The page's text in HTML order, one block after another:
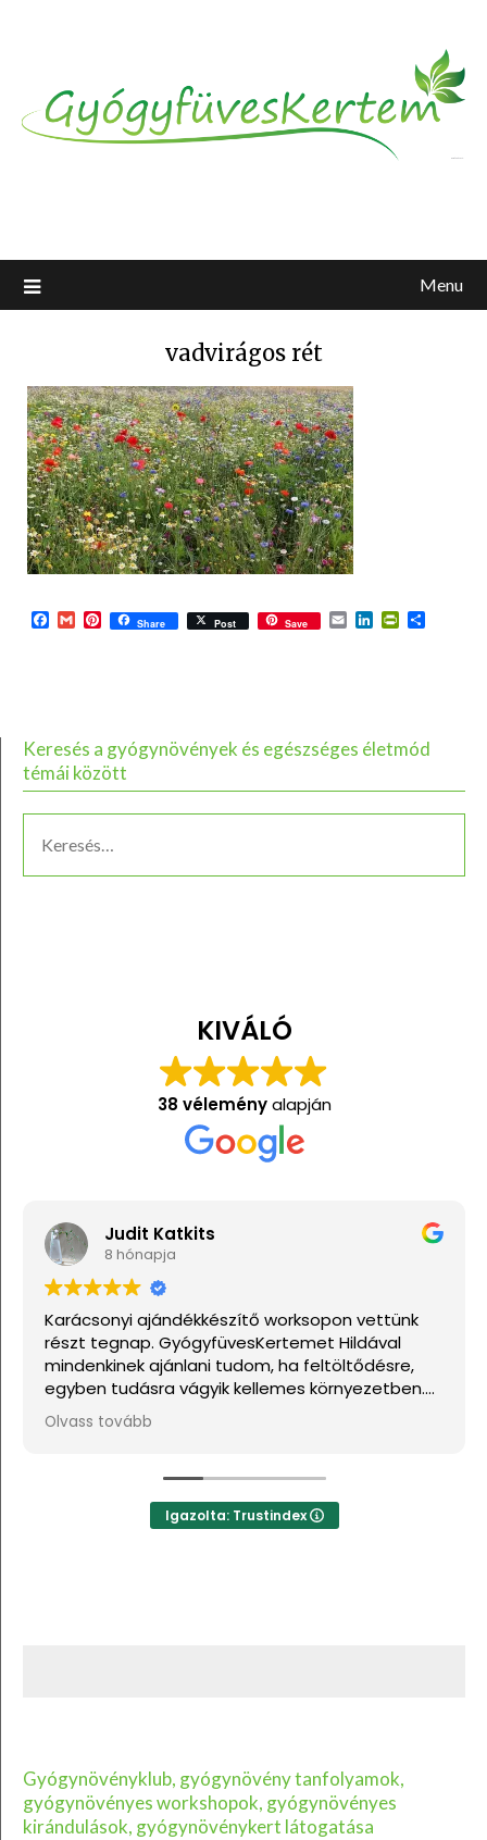
Menu
vadvirágos rét
Facebook
GmailPinterest
Share Post Save EmailLinkedIn
Keresés a gyógynövények és egészséges életmód
témái között
KIVÁLÓ
38 véleményalapján
Judit Katkits
8 hónapja
Karácsonyi ajándékkészítő worksopon vettünk
részt tegnap. GyógyfüvesKertemet Hildával
mindenkinek ajánlani tudom, ha feltöltődésre,
egyben tudásra vágyik kellemes környezetben.
Ha lehetne sokkal több csillagot adni, akkor azt
mind adnám.
Olvass tovább
Igazolta: Trustindex
Gyógynövényklub, gyógynövény tanfolyamok,
gyógynövényes workshopok, gyógynövényes
kirándulások, gyógynövénykert látogatása